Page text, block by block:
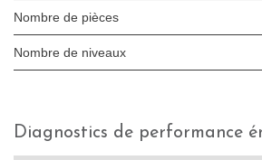
Nombre de pièces
Nombre de niveaux
diagnostics de performance